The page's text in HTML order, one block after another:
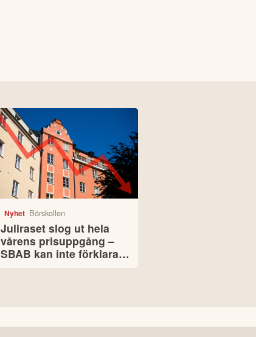
Nyhet Börskollen
Juliraset slog ut hela
vårens prisuppgång –
SBAB kan inte förklara